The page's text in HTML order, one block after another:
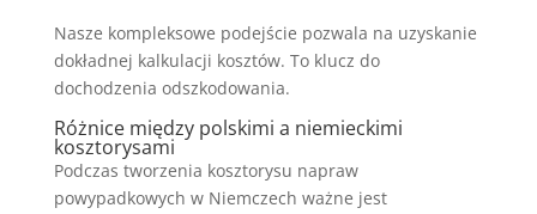
Nasze kompleksowe podejście pozwala na uzyskanie
dokładnej kalkulacji kosztów. To klucz do
dochodzenia odszkodowania.
Różnice między polskimi a niemieckimi
kosztorysami
Podczas tworzenia kosztorysu napraw
powypadkowych w Niemczech ważne jest